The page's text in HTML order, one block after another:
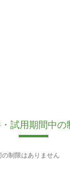
試用期間中の
制限はありません